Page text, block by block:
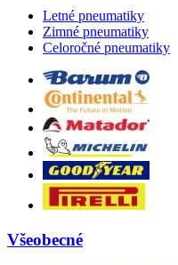
Letné pneumatiky
Zimné pneumatiky
Celoročné pneumatiky
Všeobecné